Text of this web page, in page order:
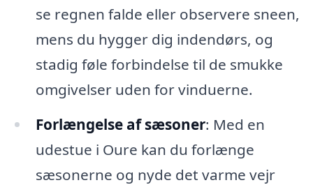
se regnen falde eller observere sneen,
mens du hygger dig indendørs, og
stadig føle forbindelse til de smukke
omgivelser uden for vinduerne.
Forlængelse af sæsoner: Med en
udestue i Oure kan du forlænge
sæsonerne og nyde det varme vejr